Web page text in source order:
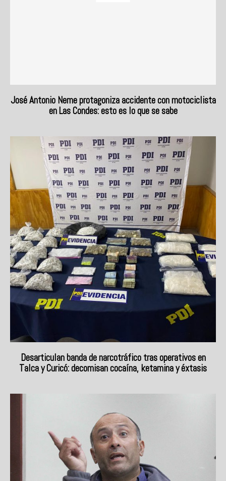
José Antonio Neme protagoniza accidente con motociclista
en Las Condes: esto es lo que se sabe
Desarticulan banda de narcotráfico tras operativos en
Talca y Curicó: decomisan cocaína, ketamina y éxtasis